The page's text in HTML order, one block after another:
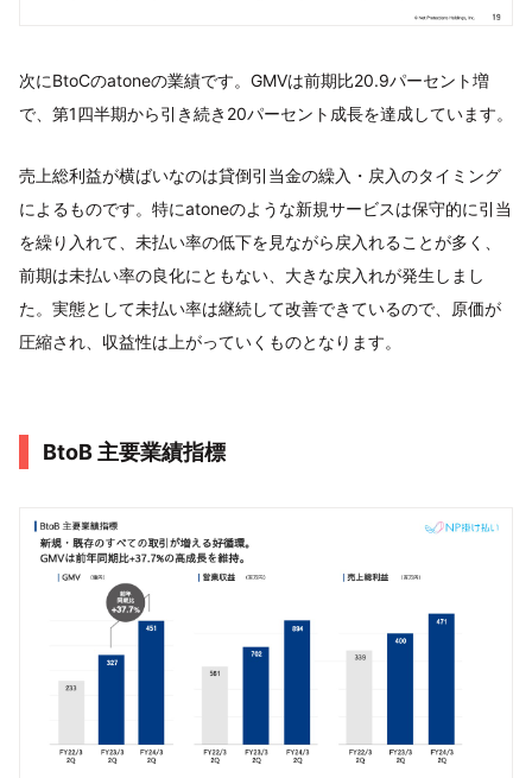
次にBtoCのatoneの業績です。GMVは前期比20.9パーセント増
で、第1四半期から引き続き20パーセント成長を達成しています。
売上総利益が横ばいなのは貸倒引当金の繰入・戻入のタイミング
によるものです。特にatoneのような新規サービスは保守的に引当
を繰り入れて、未払い率の低下を見ながら戻入れることが多く、
前期は未払い率の良化にともない、大きな戻入れが発生しまし
た。実態として未払い率は継続して改善できているので、原価が
圧縮され、収益性は上がっていくものとなります。
BtoB 主要業績指標